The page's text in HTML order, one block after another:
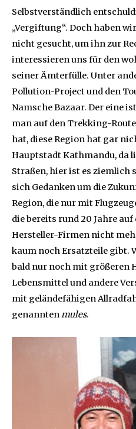
Selbstverständlich
„Vergiftung“. Doch haben
nicht gesucht, um ihn zur
interessieren uns für den
seiner Ämterfülle. Unter
Pollution-Project und den
Namsche Bazaar. Der eine
man auf den Trekking-
hat, diese Region hat gar
Hauptstadt Kathmandu, da
Straßen, hier ist es ziemlich
sich Gedanken um die
Region, die nur mit
die bereits rund 20 Jahre auf
Hersteller-Firmen nicht
kaum noch Ersatzteile gibt.
bald nur noch mit größeren
Lebensmittel und andere
mit geländefähigen
genanntenmules.